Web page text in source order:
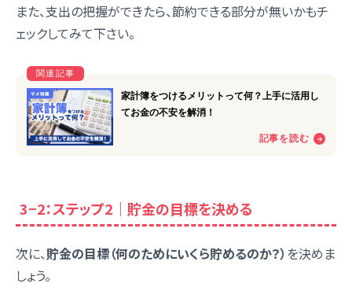
また、支出の把握ができたら、節約できる部分が無いかもチ
ェックしてみて下さい。
3−2：ステップ2｜貯金の目標を決める
次に、貯金の目標（何のためにいくら貯めるのか？） を決めま
しょう。